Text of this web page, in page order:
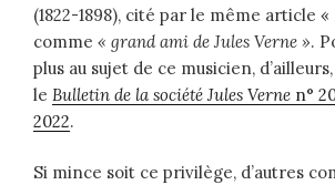
(1822-1898), cité par le même article «
comme « grand ami de Jules Verne ».
plus au sujet de ce musicien,
le Bulletin de la société Jules Verne n°
2022.
Si mince soit ce privilège, d’autres